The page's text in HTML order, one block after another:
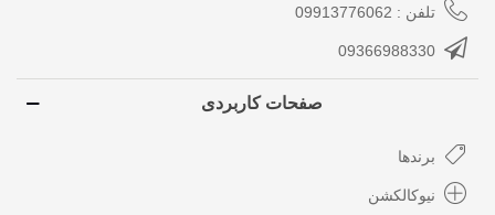
تلفن : 09913776062
09366988330
صفحات کاربردی
برندها
نیوکالکشن